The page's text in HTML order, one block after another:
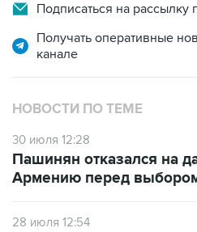
Подписаться на рассылку
Получать оперативные
канале
НОВОСТИ ПО ТЕМЕ
30 июля 12:28
Пашинян отказался на
Армению перед
28 июля 12:54